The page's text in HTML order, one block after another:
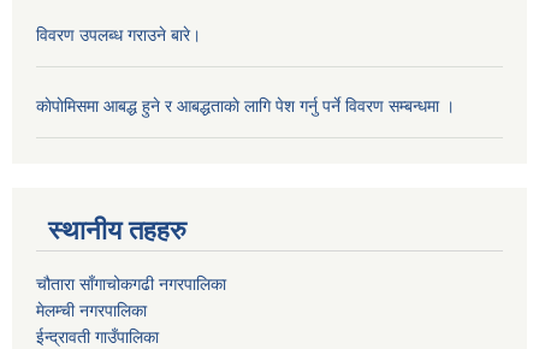
विवरण उपलब्ध गराउने बारे।
काेपाेमिसमा आबद्ध हुने र आबद्धताकाे लागि पेश गर्नु पर्ने विवरण सम्बन्धमा ।
स्थानीय तहहरु
चौतारा साँगाचोकगढी नगरपालिका
मेलम्ची नगरपालिका
ईन्द्रावती गाउँपालिका